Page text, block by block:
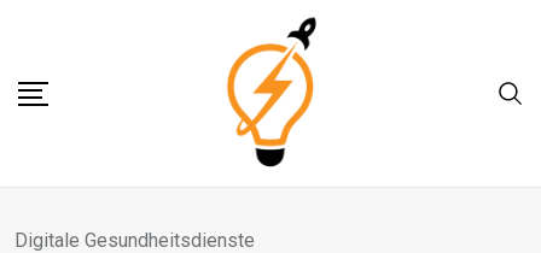
content
Digitale Gesundheitsdienste